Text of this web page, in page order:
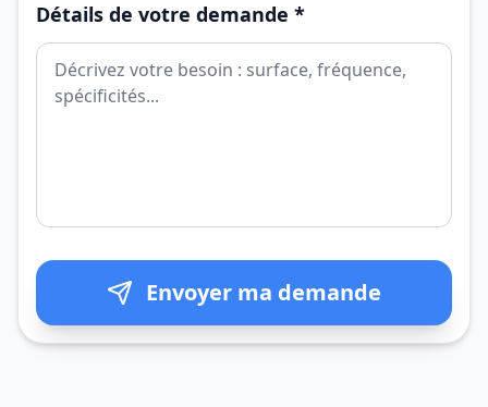
Détails de votre demande *
Envoyer ma demande